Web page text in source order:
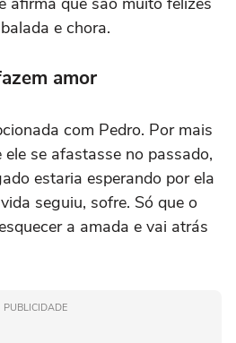
e chora.
amor
com Pedro. Por mais
se afastasse no passado,
estaria esperando por ela
seguiu, sofre. Só que o
a amada e vai atrás
PUBLICIDADE